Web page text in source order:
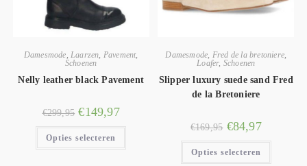
Damesmode, Laarzen, Pavement,
Schoenen
Nelly leather black Pavement
€299,95 €149,97
Opties selecteren
Damesmode, Fred de la bretoniere,
Loafer, Schoenen
Slipper luxury suede sand Fred
de la Bretoniere
€169,95 €84,97
Opties selecteren